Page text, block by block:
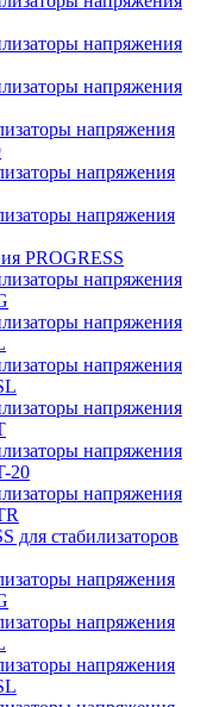
напряжения
напряжения
напряжения
напряжения
напряжения
PROGRESS
напряжения
напряжения
напряжения
напряжения
напряжения
20
напряжения
для стабилизаторов
напряжения
напряжения
напряжения